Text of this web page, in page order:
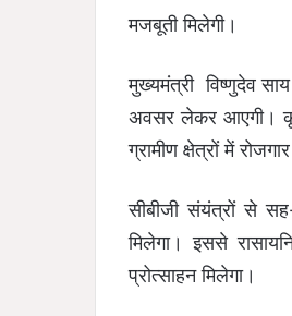
मजबूती मिलेगी।
मुख्यमंत्री विष्णुदेव
अवसर लेकर आएगी।
ग्रामीण क्षेत्रों में
सीबीजी संयंत्रों से
मिलेगा। इससे
प्रोत्साहन मिलेगा।